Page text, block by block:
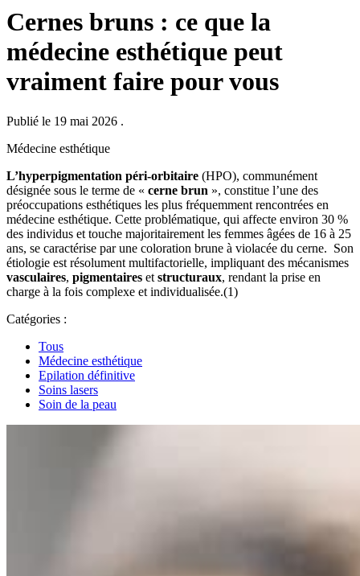
Cernes bruns : ce que la
médecine esthétique peut
vraiment faire pour vous
Publié le 19 mai 2026 .
Médecine esthétique
L’hyperpigmentation péri-orbitaire (HPO), communément
désignée sous le terme de « cerne brun », constitue l’une des
préoccupations esthétiques les plus fréquemment rencontrées en
médecine esthétique. Cette problématique, qui affecte environ 30 %
des individus et touche majoritairement les femmes âgées de 16 à 25
ans, se caractérise par une coloration brune à violacée du cerne. Son
étiologie est résolument multifactorielle, impliquant des mécanismes
vasculaires, pigmentaires et structuraux, rendant la prise en
charge à la fois complexe et individualisée.(1)
Catégories :
Tous
Médecine esthétique
Epilation définitive
Soins lasers
Soin de la peau